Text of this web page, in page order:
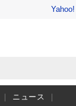
ニュース